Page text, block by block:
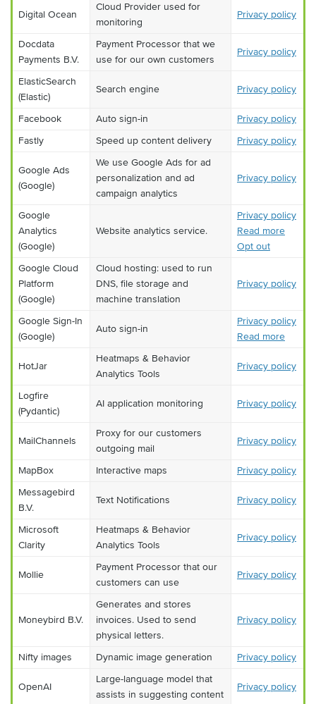
Digital Ocean
Cloud Provider used for
monitoring
Privacy policy
Docdata
Payments B.V.
Payment Processor that we
use for our own customers
Privacy policy
ElasticSearch
(Elastic)
Search engine Privacy policy
Facebook Auto sign-in
Privacy policy
Fastly
Speed up content delivery Privacy policy
Google Ads
(Google)
We use Google Ads for ad
personalization and ad
campaign analytics
Privacy policy
Google
Analytics
(Google)
Website analytics service.
Privacy policy
Read more
Opt out
Google Cloud
Platform
(Google)
Cloud hosting: used to run
DNS, file storage and
machine translation
Privacy policy
Google Sign-In
(Google)
Auto sign-in
Privacy policy
Read more
HotJar
Heatmaps & Behavior
Analytics Tools
Privacy policy
Logfire
(Pydantic)
AI application monitoring Privacy policy
MailChannels
Proxy for our customers
outgoing mail
Privacy policy
MapBox Interactive maps
Privacy policy
Messagebird
B.V.
Text Notifications Privacy policy
Microsoft
Clarity
Heatmaps & Behavior
Analytics Tools
Privacy policy
Mollie
Payment Processor that our
customers can use
Privacy policy
Moneybird B.V.
Generates and stores
invoices. Used to send
physical letters.
Privacy policy
Nifty images Dynamic image generation Privacy policy
OpenAI
Large-language model that
assists in suggesting content
Privacy policy